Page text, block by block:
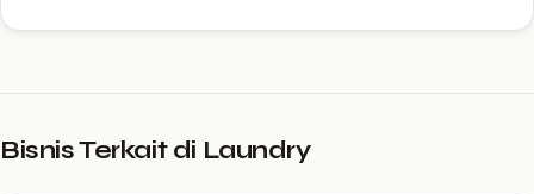
Bisnis Terkait di Laundry